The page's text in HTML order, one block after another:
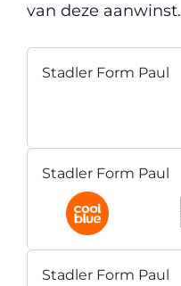
van deze aanwinst.
Stadler Form Paul
Stadler Form Paul
Stadler Form Paul